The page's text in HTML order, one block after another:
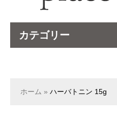
カテゴリー
ホーム » ハーバトニン 15g